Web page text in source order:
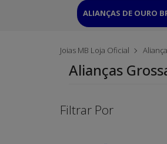
ALIANÇAS DE OURO
Joias MB Loja Oficial
Alianças
Filtrar Por